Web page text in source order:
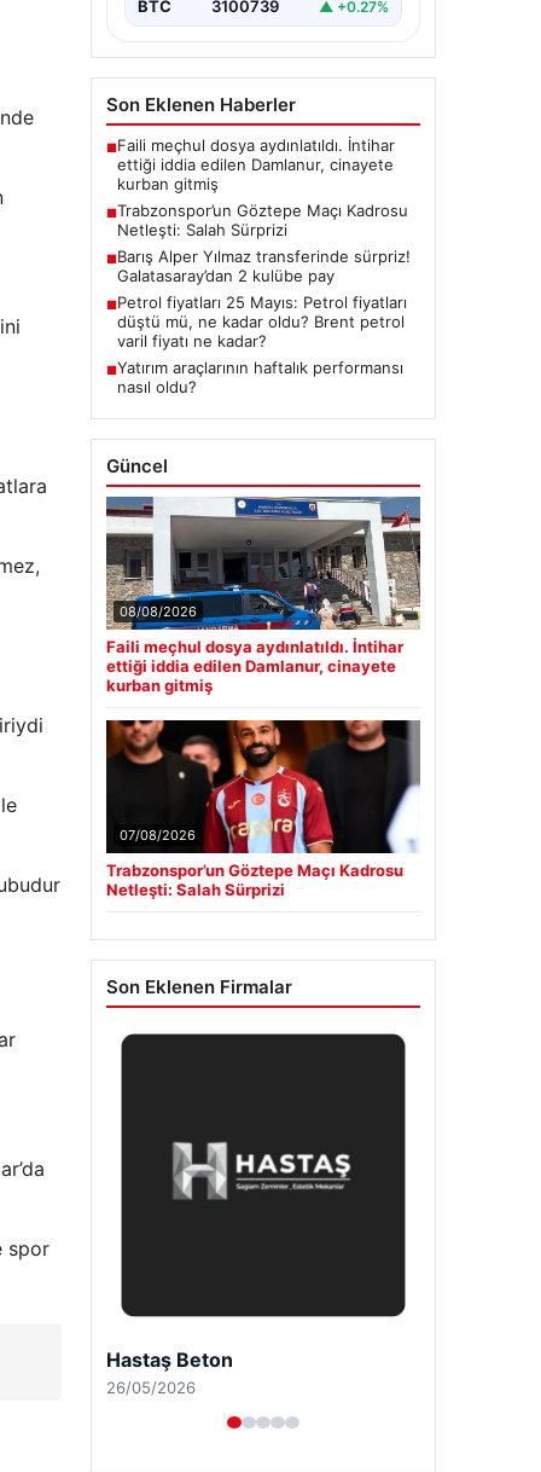
spor
BTC 3100739 ▲ +0.27%
Son Eklenen Haberler
■Faili meçhul dosya aydınlatıldı. İntihar
ettiği iddia edilen Damlanur, cinayete
kurban gitmiş
■Trabzonspor’un Göztepe Maçı Kadrosu
Netleşti: Salah Sürprizi
■Barış Alper Yılmaz transferinde sürpriz!
Galatasaray’dan 2 kulübe pay
■Petrol fiyatları 25 Mayıs: Petrol fiyatları
düştü mü, ne kadar oldu? Brent petrol
varil fiyatı ne kadar?
■Yatırım araçlarının haftalık performansı
nasıl oldu?
Güncel
08/08/2026
Faili meçhul dosya aydınlatıldı. İntihar
ettiği iddia edilen Damlanur, cinayete
kurban gitmiş
07/08/2026
Trabzonspor’un Göztepe Maçı Kadrosu
Netleşti: Salah Sürprizi
Son Eklenen Firmalar
Prenses Night Club
29/04/2026